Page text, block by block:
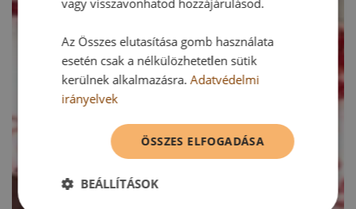
Az Összes elutasítása gomb használata
esetén csak a nélkülözhetetlen sütik
kerülnek alkalmazásra.Adatvédelmi
irányelvek
ÖSSZES ELFOGADÁSA
BEÁLLÍTÁSOK